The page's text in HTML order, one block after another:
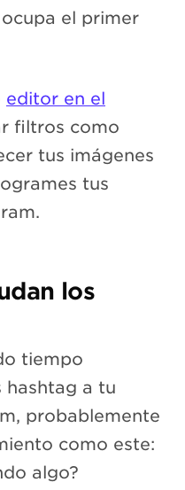
el primer
editor en el
filtros como
tus imágenes
tus
los
tiempo
hashtag a tu
probablemente
como este:
algo?